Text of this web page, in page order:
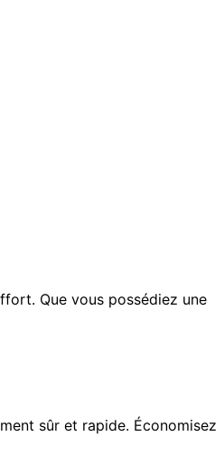
Que vous possédiez une
sûr et rapide. Économisez